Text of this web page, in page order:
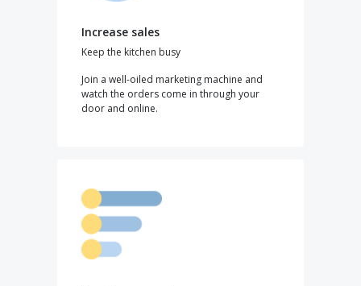
Increase sales
Keep the kitchen busy
Join a well-oiled marketing machine and
watch the orders come in through your
door and online.